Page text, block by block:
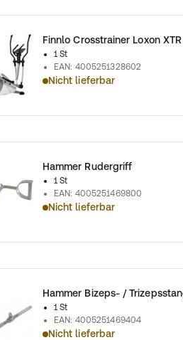
Finnlo Crosstrainer Loxon XTR
1 St
EAN: 4005251328602
Nicht lieferbar
Hammer Rudergriff
1 St
EAN: 4005251469800
Nicht lieferbar
Hammer Bizeps- /
1 St
EAN: 4005251469404
Nicht lieferbar